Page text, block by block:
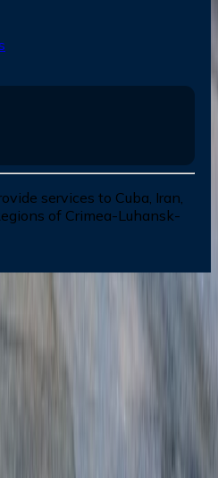
services to Cuba, Iran,
of Crimea-Luhansk-
Deals!